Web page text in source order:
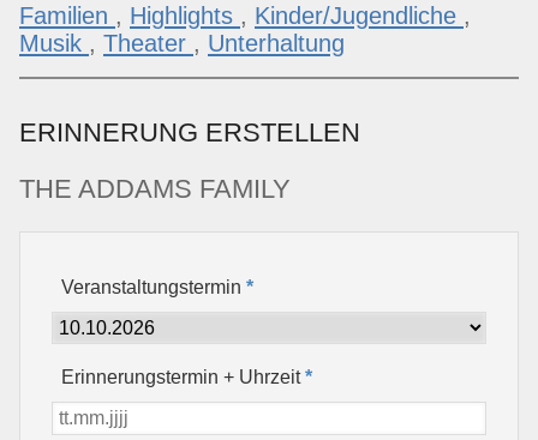
Familien , Highlights , Kinder/Jugendliche ,
Musik , Theater , Unterhaltung
ERINNERUNG ERSTELLEN
THE ADDAMS FAMILY
Veranstaltungstermin*
Erinnerungstermin + Uhrzeit*